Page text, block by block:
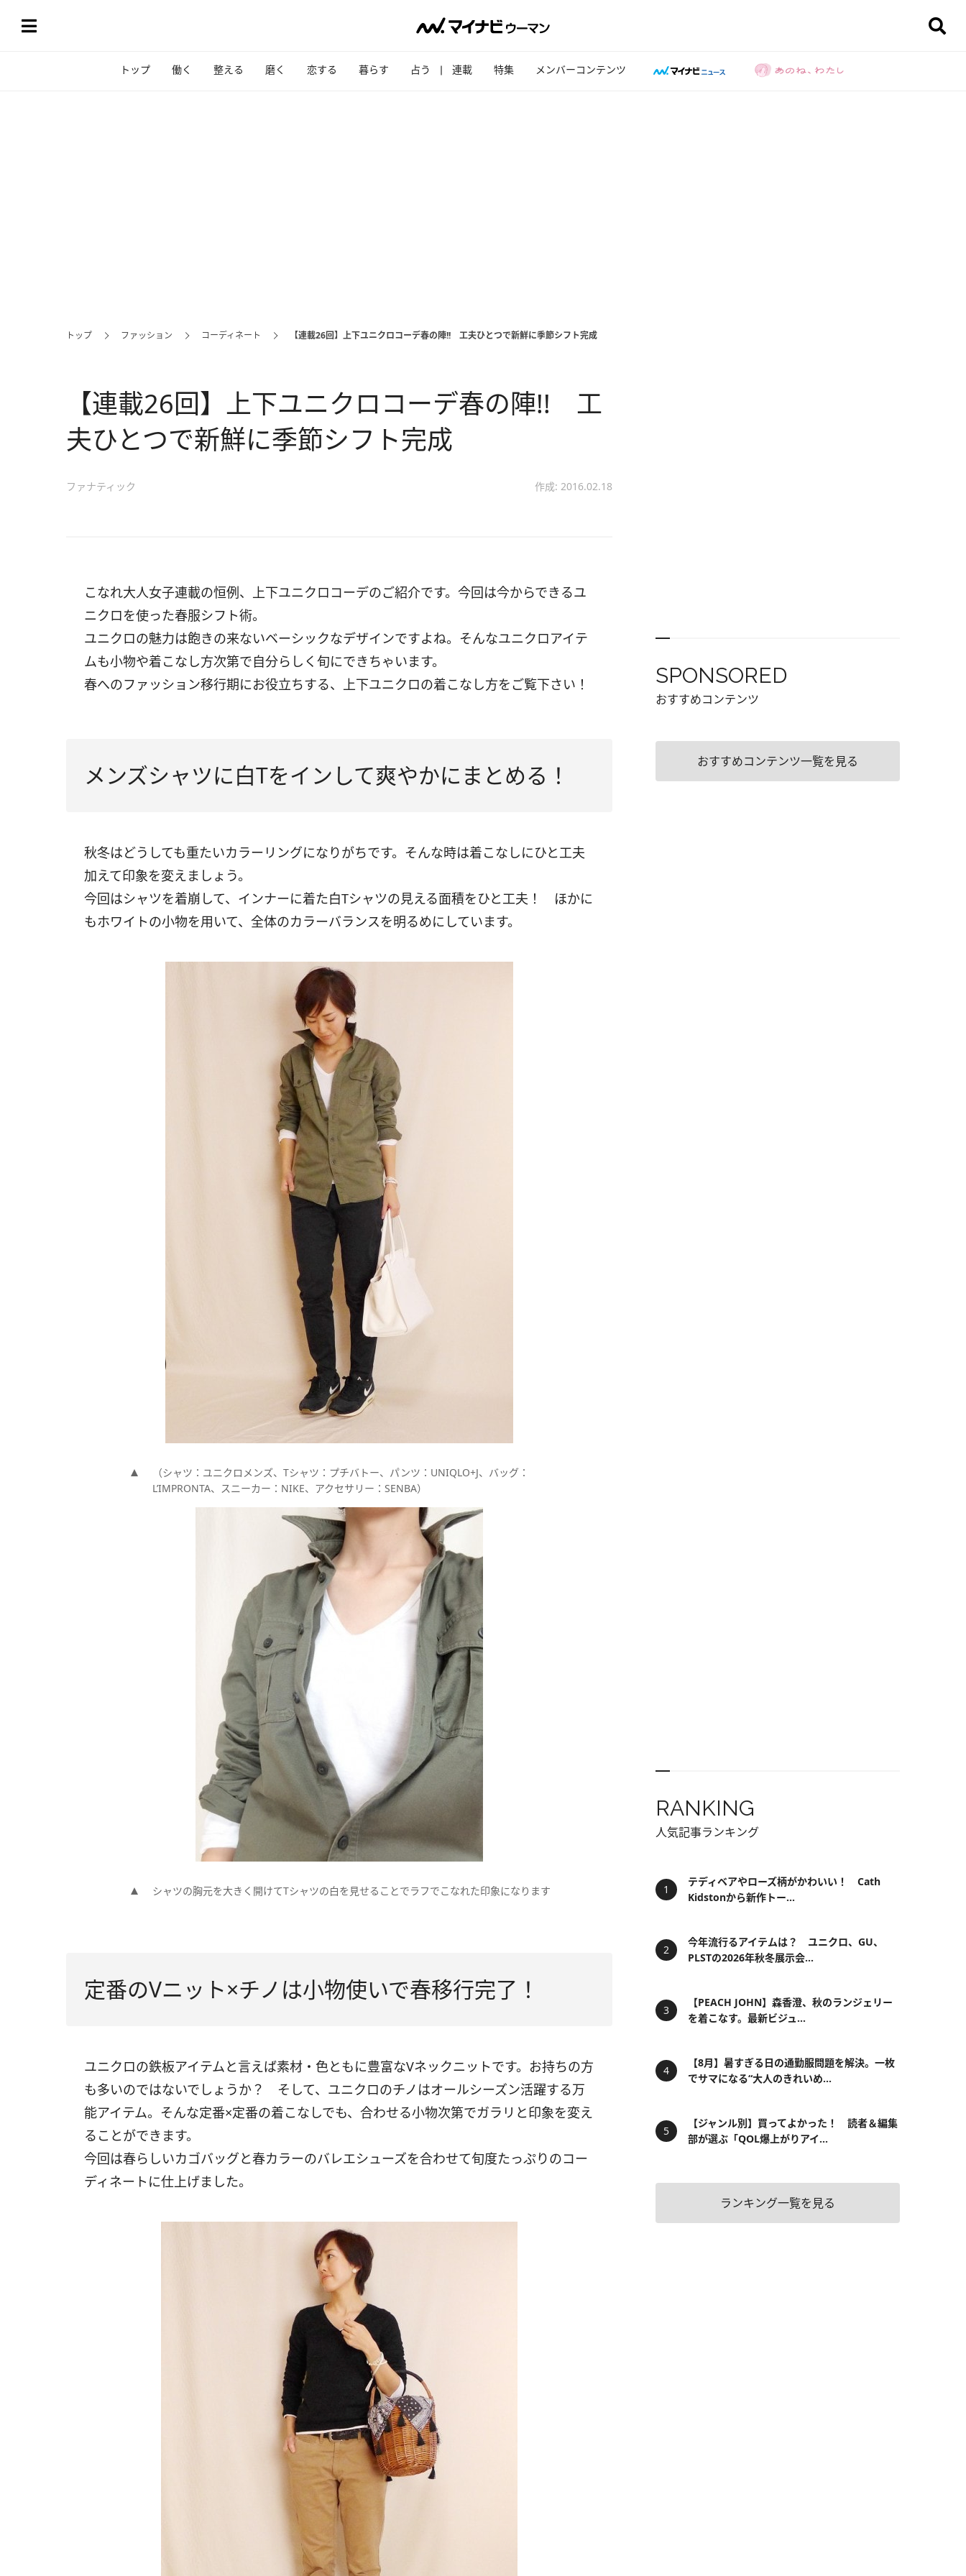
トップ 働く 整える 磨く 恋する 暮らす 占う 連載 特集 メンバーコンテンツ
トップ ファッション コーディネート 【連載26回】上下ユニクロコーデ春の陣!! 工夫ひとつで新鮮に季節シフト完成
【連載26回】上下ユニクロコーデ春の陣!! 工
夫ひとつで新鮮に季節シフト完成
ファナティック 作成: 2016.02.18
こなれ大人女子連載の恒例、上下ユニクロコーデのご紹介です。今回は今からできるユ
ニクロを使った春服シフト術。
ユニクロの魅力は飽きの来ないベーシックなデザインですよね。そんなユニクロアイテ
ムも小物や着こなし方次第で自分らしく旬にできちゃいます。
春へのファッション移行期にお役立ちする、上下ユニクロの着こなし方をご覧下さい！
メンズシャツに白Tをインして爽やかにまとめる！
秋冬はどうしても重たいカラーリングになりがちです。そんな時は着こなしにひと工夫
加えて印象を変えましょう。
今回はシャツを着崩して、インナーに着た白Tシャツの見える面積をひと工夫！ ほかに
もホワイトの小物を用いて、全体のカラーバランスを明るめにしています。
（シャツ：ユニクロメンズ、Tシャツ：プチバトー、パンツ：UNIQLO+J、バッグ：
L’IMPRONTA、スニーカー：NIKE、アクセサリー：SENBA）
シャツの胸元を大きく開けてTシャツの白を見せることでラフでこなれた印象になります
定番のVニット×チノは小物使いで春移行完了！
ユニクロの鉄板アイテムと言えば素材・色ともに豊富なVネックニットです。お持ちの方
も多いのではないでしょうか？ そして、ユニクロのチノはオールシーズン活躍する万
能アイテム。そんな定番×定番の着こなしでも、合わせる小物次第でガラリと印象を変え
ることができます。
今回は春らしいカゴバッグと春カラーのバレエシューズを合わせて旬度たっぷりのコー
ディネートに仕上げました。
SPONSORED
おすすめコンテンツ
おすすめコンテンツ一覧を見る
RANKING
人気記事ランキング
テディベアやローズ柄がかわいい！ Cath
Kidstonから新作トー...
今年流行るアイテムは？ ユニクロ、GU、
PLSTの2026年秋冬展示会...
【PEACH JOHN】森香澄、秋のランジェリー
を着こなす。最新ビジュ...
【8月】暑すぎる日の通勤服問題を解決。一枚
でサマになる“大人のきれいめ...
【ジャンル別】買ってよかった！ 読者＆編集
部が選ぶ「QOL爆上がりアイ...
ランキング一覧を見る